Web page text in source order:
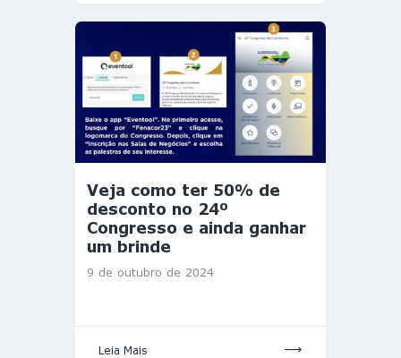
Veja como ter 50% de
desconto no 24º
Congresso e ainda ganhar
um brinde
9 de outubro de 2024
Leia Mais